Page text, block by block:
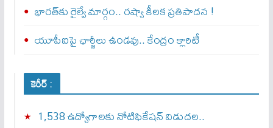
భారత్‌కు రైల్వే మార్గం.. రష్యా కీలక ప్రతిపాదన !
యూపీఐపై ఛార్జీలు ఉండవు.. కేంద్రం క్లారిటీ
కెరీర్ :
1,538 ఉద్యోగాలకు నోటిఫికేషన్ విడుదల..